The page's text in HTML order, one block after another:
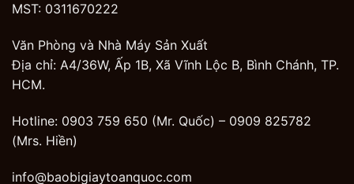
MST: 0311670222
Văn Phòng và Nhà Máy Sản Xuất
Địa chỉ: A4/36W, Ấp 1B, Xã Vĩnh Lộc B, Bình Chánh, TP.
HCM.
Hotline: 0903 759 650 (Mr. Quốc) – 0909 825782
(Mrs. Hiền)
info@baobigiaytoanquoc.com